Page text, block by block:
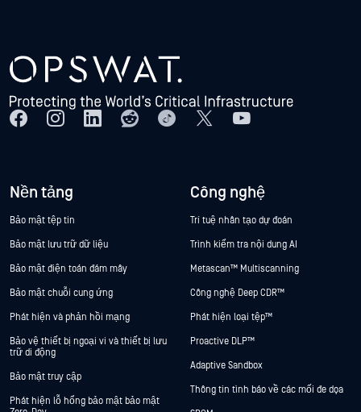
Nền tảng
Bảo mật tệp tin
Bảo mật lưu trữ dữ liệu
Bảo mật điện toán đám mây
Bảo mật chuỗi cung ứng
Phát hiện và phản hồi mạng
Bảo vệ thiết bị ngoại vi và thiết bị lưu
trữ di động
Bảo mật truy cập
Phát hiện lỗ hổng bảo mật bảo mật
Công nghệ
Trí tuệ nhân tạo dự đoán
Trình kiểm tra nội dung AI
Metascan™ Multiscanning
Công nghệ Deep CDR™
Phát hiện loại tệp™
Proactive DLP™
Adaptive Sandbox
Thông tin tình báo về các mối đe dọa